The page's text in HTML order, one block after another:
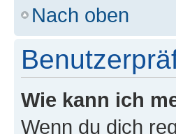
Nach oben
Wie kann ich
Wenn du dich